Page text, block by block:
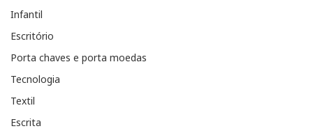
Infantil
Escritório
Porta chaves e porta moedas
Tecnologia
Textil
Escrita